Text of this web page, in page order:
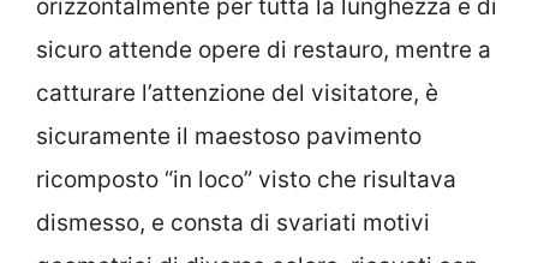
orizzontalmente per tutta la lunghezza e di
sicuro attende opere di restauro, mentre a
catturare l’attenzione del visitatore, è
sicuramente il maestoso pavimento
ricomposto “in loco” visto che risultava
dismesso, e consta di svariati motivi